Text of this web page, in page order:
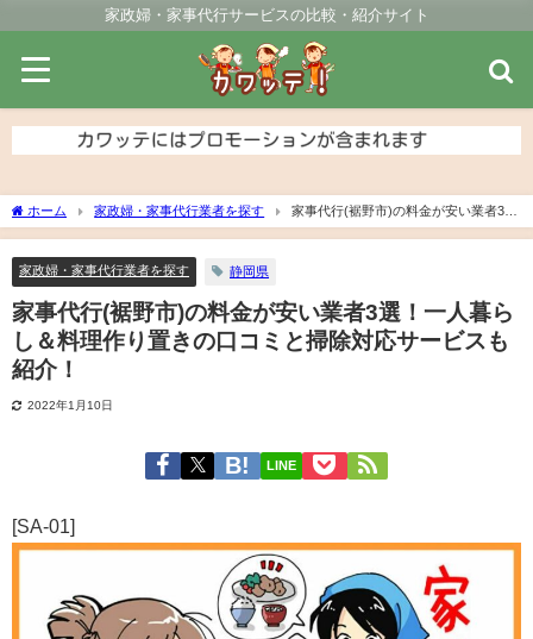
家政婦・家事代行サービスの比較・紹介サイト
ホーム 家政婦・家事代行業者を探す
家事代行(裾野市)の料金が安い業者3
選！一人暮らし＆料理作り置きの口コミと掃除対応サービスも紹介！
家政婦・家事代行業者を探す 静岡県
家事代行(裾野市)の料金が安い業者3選！一人暮ら
し＆料理作り置きの口コミと掃除対応サービスも
紹介！
2022年1月10日
LINE
[SA-01]